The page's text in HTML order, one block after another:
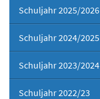
Schuljahr 2025/2026
Schuljahr 2024/2025
Schuljahr 2023/2024
Schuljahr 2022/23